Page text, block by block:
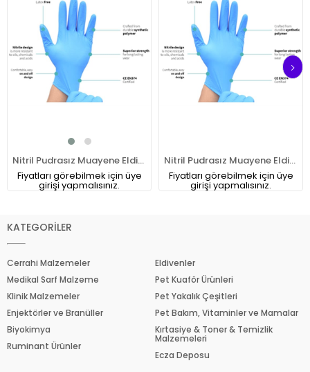
Nitril Pudrasız Muayene Eldiveni 100 lü Paket XL
Fiyatları görebilmek için üye
girişi yapmalısınız.
Nitril Pudrasız Muayene Eldiveni (S-M-L) 100' Lü
Fiyatları görebilmek için üye
girişi yapmalısınız.
KATEGORİLER
Cerrahi Malzemeler
Medikal Sarf Malzeme
Klinik Malzemeler
Enjektörler ve Branüller
Biyokimya
Ruminant Ürünler
Eldivenler
Pet Kuaför Ürünleri
Pet Yakalık Çeşitleri
Pet Bakım, Vitaminler ve Mamalar
Kırtasiye & Toner & Temizlik
Malzemeleri
Ecza Deposu